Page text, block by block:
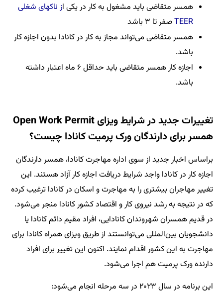
همسر متقاضی باید مشغول به کار در یکی از ناکهای شغلی
TEERصفر تا ۳ باشد
همسر متقاضی می‌تواند مجاز به کار در کانادا بدون اجازه کار
باشد.
اجازه کار همسر متقاضی باید حداقل ۶ ماه اعتبار داشته
باشد.
تغییرات جدید در شرایط ویزای Open Work Permit
همسر برای دارندگان ورک پرمیت کانادا چیست؟
براساس اخبار جدید از سوی اداره مهاجرت کانادا، همسر دارندگان
اجازه کار در کانادا واجد شرایط دریافت اجازه کار آزاد هستند. این
تغییر مهاجران بیشتری را به مهاجرت و اسکان در کانادا ترغیب کرده
که در نتیجه به رشد نیروی کار و اقتصاد کشور کانادا منجر می‌شود.
در قدیم همسران شهروندان کانادایی، افراد مقیم دائم کانادا یا
دانشجویان بین‌المللی می‌توانستند از طریق ویزای همراه کانادا برای
مهاجرت به این کشور اقدام نمایند. اکنون این تغییر برای افراد
دارنده ورک پرمیت هم اجرا می‌شود.
این برنامه در سال ۲۰۲۳ در سه مرحله انجام می‌شود: